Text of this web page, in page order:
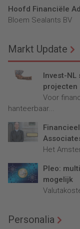
Hoofd Financiële
Bloem Sealants BV
Markt Update
Invest-
projecten
Voor
hanteerbaar...
Het
Pleo:
mogelijk
Personalia